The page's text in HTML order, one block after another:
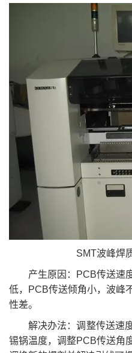
SMT波峰焊
产生原因：PCB传送速
低，PCB传送倾角小，波峰
性差。
解决办法：调整传送速
锡锅温度，调整PCB传送角